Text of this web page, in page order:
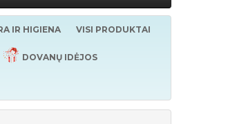
IR HIGIENA VISI PRODUKTAI
DOVANŲ IDĖJOS